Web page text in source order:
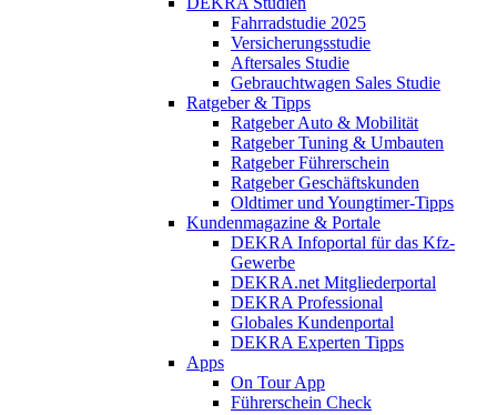
Fahrradstudie 2025
Versicherungsstudie
Aftersales Studie
Gebrauchtwagen Sales Studie
Ratgeber & Tipps
Ratgeber Auto & Mobilität
Ratgeber Tuning & Umbauten
Ratgeber Führerschein
Ratgeber Geschäftskunden
Oldtimer und Youngtimer-Tipps
Kundenmagazine & Portale
DEKRA Infoportal für das Kfz-
Gewerbe
DEKRA.net Mitgliederportal
DEKRA Professional
Globales Kundenportal
DEKRA Experten Tipps
Apps
On Tour App
Führerschein Check